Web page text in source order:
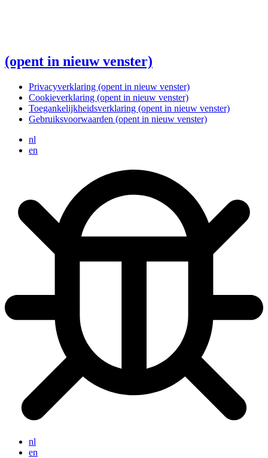
(opent in nieuw venster)
Privacyverklaring (opent in nieuw venster)
Cookieverklaring (opent in nieuw venster)
Toegankelijkheidsverklaring (opent in nieuw venster)
Gebruiksvoorwaarden (opent in nieuw venster)
nl
en
nl
en